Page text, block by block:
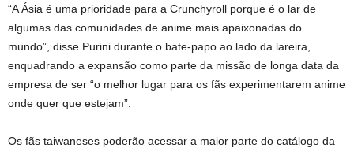
“A Ásia é uma prioridade para a Crunchyroll porque é o lar de
algumas das comunidades de anime mais apaixonadas do
mundo”, disse Purini durante o bate-papo ao lado da lareira,
enquadrando a expansão como parte da missão de longa data da
empresa de ser “o melhor lugar para os fãs experimentarem anime
onde quer que estejam”.
Os fãs taiwaneses poderão acessar a maior parte do catálogo da